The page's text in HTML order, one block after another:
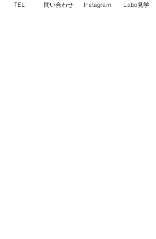
​医療機器修理業許可証
TEL 問い合わせ Instagram Labo見学